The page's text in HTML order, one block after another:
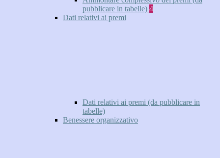
pubblicare in tabelle) 4
Dati relativi ai premi
Dati relativi ai premi (da pubblicare in
tabelle)
Benessere organizzativo